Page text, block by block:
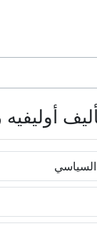
السياسي